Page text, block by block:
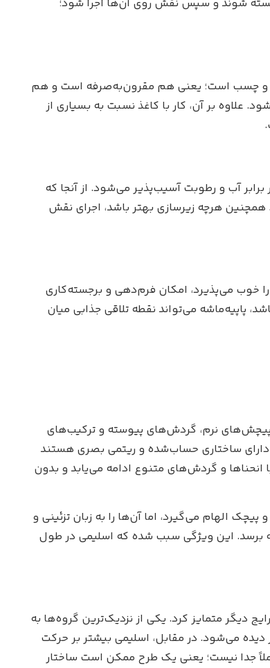
شوند و سپس نقش روی آن‌ها اجرا شود؛
و چسب است؛ یعنی هم مقرون‌به‌صرفه است و هم
علاوه بر آن، کار با کاغذ نسبت به بسیاری از
آب و رطوبت آسیب‌پذیر می‌شود. از آنجا که
هرچه زیرسازی بهتر باشد، اجرای نقش
خوب می‌پذیرد، امکان فرم‌دهی و برجسته‌کاری
پاپیه‌ماشه می‌تواند نقطه تلاقی جذابی میان
پیچش‌های نرم، گردش‌های پیوسته و ترکیب‌های
ساختاری حساب‌شده و ریتمی بصری هستند
و گردش‌های متنوع ادامه می‌یابد و بدون
پیچک الهام می‌گیرد، اما آن‌ها را به زبان تزئینی و
برسد. این ویژگی سبب شده که اسلیمی در طول
دیگر متمایز کرد. یکی از نزدیک‌ترین گروه‌ها به
می‌شود. در مقابل، اسلیمی بیشتر بر حرکت
جدا نیست؛ یعنی یک طرح ممکن است ساختار